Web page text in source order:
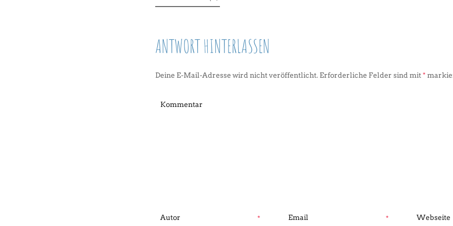
ANTWORT HINTERLASSEN
Deine E-Mail-Adresse wird nicht veröffentlicht. Erforderliche Felder sind mit*
* *